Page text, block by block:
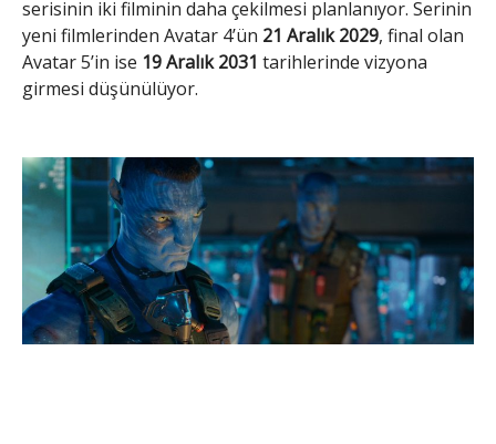
serisinin iki filminin daha çekilmesi planlanıyor. Serinin
yeni filmlerinden Avatar 4’ün 21 Aralık 2029, final olan
Avatar 5’in ise 19 Aralık 2031 tarihlerinde vizyona
girmesi düşünülüyor.